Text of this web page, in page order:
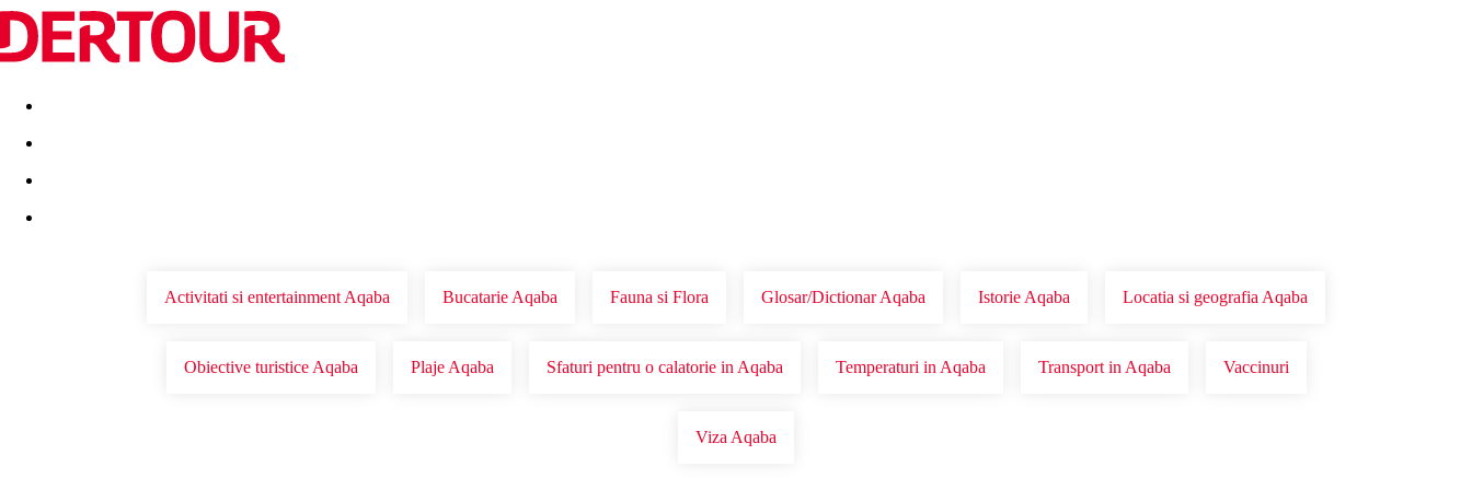
Destinatii Vacanta perfecta OFERTE DE NERATAT
Activitati si entertainment Aqaba Bucatarie Aqaba Fauna si Flora Glosar/Dictionar Aqaba Istorie Aqaba Locatia si geografia Aqaba
Obiective turistice Aqaba Plaje Aqaba Sfaturi pentru o calatorie in Aqaba Temperaturi in Aqaba Transport in Aqaba Vaccinuri
Viza Aqaba